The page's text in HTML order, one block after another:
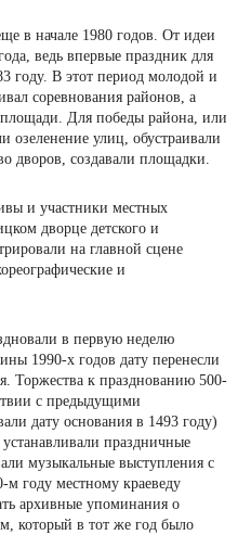
в начале 1980 годов. От идеи
ведь впервые праздник для
году. В этот период молодой и
соревнования районов, а
Для победы района, или
озеленение улиц, обустраивали
дворов, создавали площадки.
и участники местных
дворце детского и
на главной сцене
и
в первую неделю
1990-х годов дату перенесли
Торжества к празднованию 500-
с предыдущими
дату основания в 1493 году)
праздничные
музыкальные выступления с
м году местному краеведу
архивные упоминания о
который в тот же год было